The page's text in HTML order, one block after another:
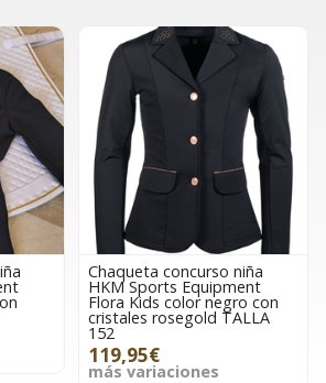
Chaqueta concurso niña
HKM Sports Equipment
Flora Kids color negro con
cristales rosegold TALLA
152
119,95€
más variaciones